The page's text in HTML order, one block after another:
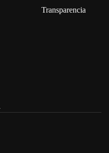
Transparencia